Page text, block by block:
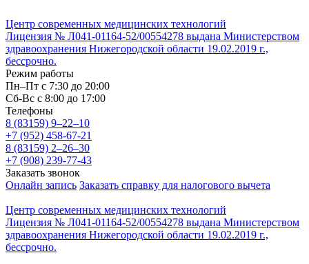
Центр современных медицинских технологий
Лицензия № Л041-01164-52/00554278 выдана Министерством
здравоохранения Нижегородской области 19.02.2019 г.,
бессрочно.
Режим работы
Пн–Пт с 7:30 до 20:00
Cб-Вс с 8:00 до 17:00
Телефоны
8 (83159) 9–22–10
+7 (952) 458-67-21
8 (83159) 2–26–30
+7 (908) 239-77-43
Заказать звонок
Онлайн запись Заказать справку для налогового вычета
Центр современных медицинских технологий
Лицензия № Л041-01164-52/00554278 выдана Министерством
здравоохранения Нижегородской области 19.02.2019 г.,
бессрочно.